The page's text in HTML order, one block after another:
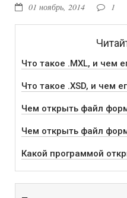
01 ноябрь, 2014 1
Что такое .MXL, и чем
Что такое .XSD, и чем
Чем открыть файл
Чем открыть файл
Какой программой